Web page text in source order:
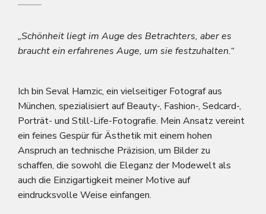
„Schönheit liegt im Auge des Betrachters, aber es
braucht ein erfahrenes Auge, um sie festzuhalten.“
Ich bin Seval Hamzic, ein vielseitiger Fotograf aus
München, spezialisiert auf Beauty-, Fashion-, Sedcard-,
Porträt- und Still-Life-Fotografie. Mein Ansatz vereint
ein feines Gespür für Ästhetik mit einem hohen
Anspruch an technische Präzision, um Bilder zu
schaffen, die sowohl die Eleganz der Modewelt als
auch die Einzigartigkeit meiner Motive auf
eindrucksvolle Weise einfangen.